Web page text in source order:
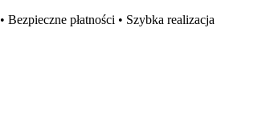
• Bezpieczne płatności • Szybka realizacja